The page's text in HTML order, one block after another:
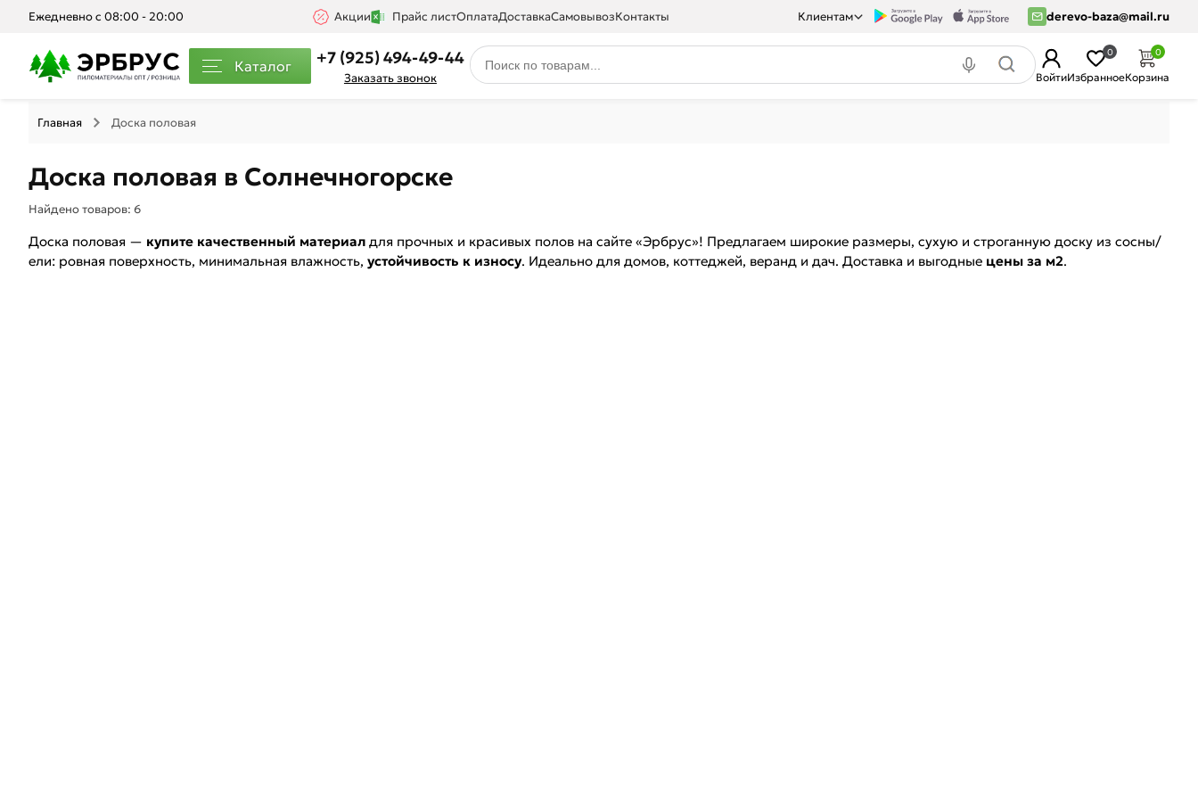
Ежедневно с 08:00 - 20:00 Акции Прайс листОплатаДоставкаСамовывозКонтакты Клиентам derevo-baza@mail.ru
Каталог +7 (925) 494-49-44
Заказать звонок ВойтиИзбранное
0
Корзина
0
Главная Доска половая
Доска половая в Солнечногорске
Найдено товаров: 6
Доска половая — купите качественный материал для прочных и красивых полов на сайте «Эрбрус»! Предлагаем широкие размеры, сухую и строганную доску из сосны/
ели: ровная поверхность, минимальная влажность, устойчивость к износу. Идеально для домов, коттеджей, веранд и дач. Доставка и выгодные цены за м2.